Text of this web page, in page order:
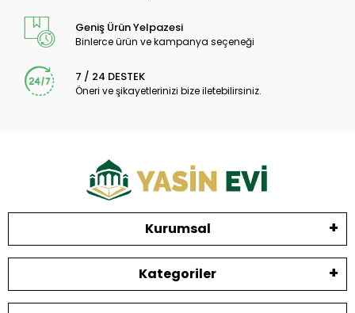
Geniş Ürün Yelpazesi
Binlerce ürün ve kampanya seçeneği
7 / 24 DESTEK
Öneri ve şikayetlerinizi bize iletebilirsiniz.
Kurumsal
Kategoriler